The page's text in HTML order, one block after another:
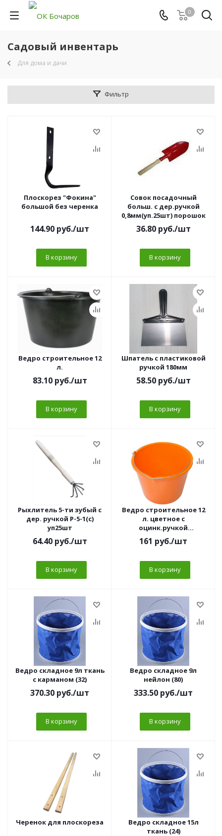
0
Садовый инвентарь
Для дома и дачи
Фильтр
Плоскорез "Фокина"
большой без черенка
144.90 руб./шт
В корзину
Совок посадочный
больш. с дер.ручкой
0,8мм(уп.25шт) порошок
36.80руб./шт
В корзину
Ведро строительное 12
л.
83.10руб./шт
В корзину
Шпатель с пластиковой
ручкой 180мм
58.50руб./шт
В корзину
Рыхлитель 5-ти зубый с
дер. ручкой Р-5-1(с)
уп25шт
64.40руб./шт
В корзину
Ведро строительное 12
л. цветное с
оцинк.ручкой
(ударопрочное)
161 руб./шт
В корзину
Ведро складное 9л ткань
с карманом (32)
370.30 руб./шт
В корзину
Ведро складное 9л
нейлон (80)
333.50 руб./шт
В корзину
Черенок для плоскореза
Ведро складное 15л
ткань (24)